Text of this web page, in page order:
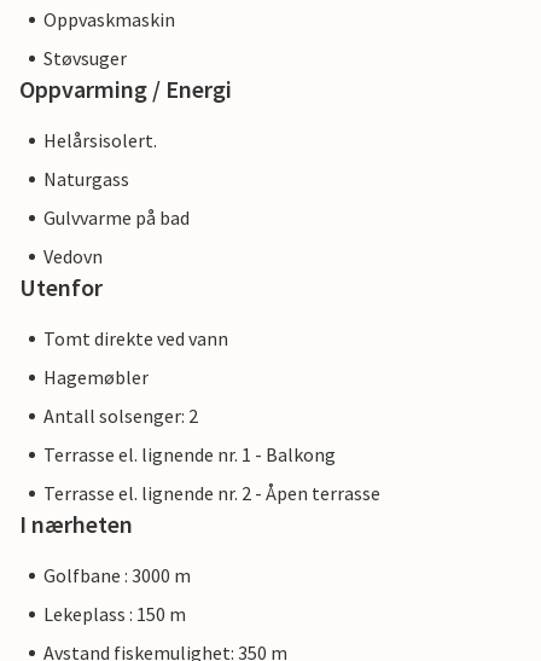
Oppvaskmaskin
Støvsuger
Oppvarming / Energi
Helårsisolert.
Naturgass
Gulvvarme på bad
Vedovn
Utenfor
Tomt direkte ved vann
Hagemøbler
Antall solsenger: 2
Terrasse el. lignende nr. 1 - Balkong
Terrasse el. lignende nr. 2 - Åpen terrasse
I nærheten
Golfbane : 3000 m
Lekeplass : 150 m
Avstand fiskemulighet: 350 m